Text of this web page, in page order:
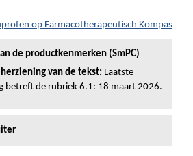
op Farmacotherapeutisch Kompas
de productkenmerken (SmPC)
herziening van de tekst: Laatste
betreft de rubriek 6.1: 18 maart 2026.